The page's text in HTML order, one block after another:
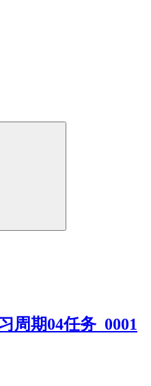
周期04任务_0001